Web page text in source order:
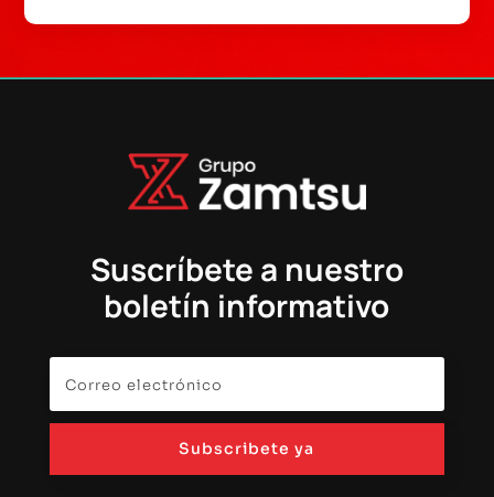
Suscríbete a nuestro
boletín informativo
Subscribete ya